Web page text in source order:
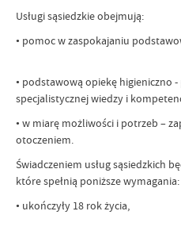
Usługi sąsiedzkie obejmują:
• pomoc w zaspokajaniu
• podstawową opiekę higieniczno
specjalistycznej wiedzy i
• w miarę możliwości i potrzeb –
otoczeniem.
Świadczeniem usług sąsiedzkich
które spełnią poniższe wymagania:
• ukończyły